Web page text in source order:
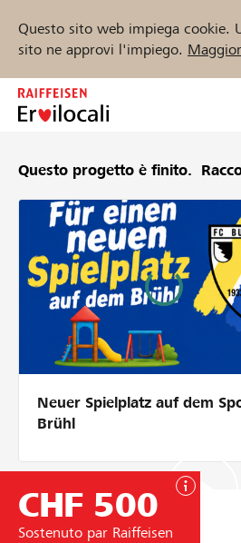
Questo sito web impiega cookie.
sito ne approvi l'impiego.
Zum
Inhalt
Sostenere
Aiuto & supporto
Partner / Banche
Collegarsi
Trova progetti e organizzazioni
Questo progetto è finito.
Neuer Spielplatz auf dem
Brühl
CHF 500
Sostenuto par Raiffeisen